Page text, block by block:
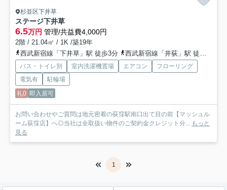
杉並区下井草
ステージ下井草
6.5万円 管理/共益費4,000円
2階 / 21.04㎡ / 1K /築19年
西武新宿線「下井草」駅 徒歩3分
西武新宿線「井荻」駅 徒歩10分
バス・トイレ別 室内洗濯機置場 エアコン
フローリング
電気有
駐輪場
礼0 即入居可
お問い合わせやご質問は地元密着の荻窪駅南口出て目の前【マッシュル
ーム荻窪店】へ◎当社は全取扱い物件のご契約金クレジット分... もっと
見る
1